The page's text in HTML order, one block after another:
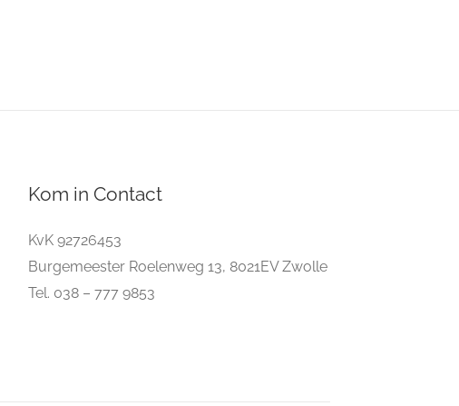
Kom in Contact
KvK 92726453
Burgemeester Roelenweg 13, 8021EV Zwolle
Tel. 038 – 777 9853